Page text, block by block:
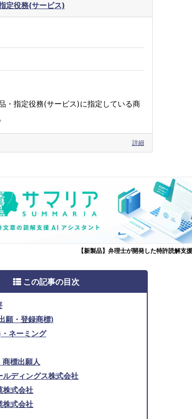
定役務(サービス)
・指定役務(サービス)に指定している商
詳細
【新製品】弁理士が開発した特許読解支
この記事の目次
願・登録商標)
ネーミング
標出願人
ルディングス株式会社
株式会社
株式会社